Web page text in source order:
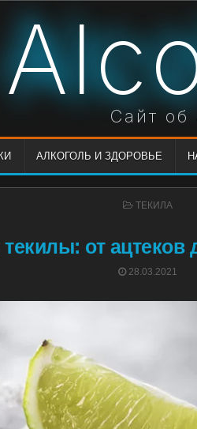
Сайт об
АЛКОГОЛЬ И ЗДОРОВЬЕ
POSTED
ТЕКИЛА
от ацтеков
POSTED
28.03.2021